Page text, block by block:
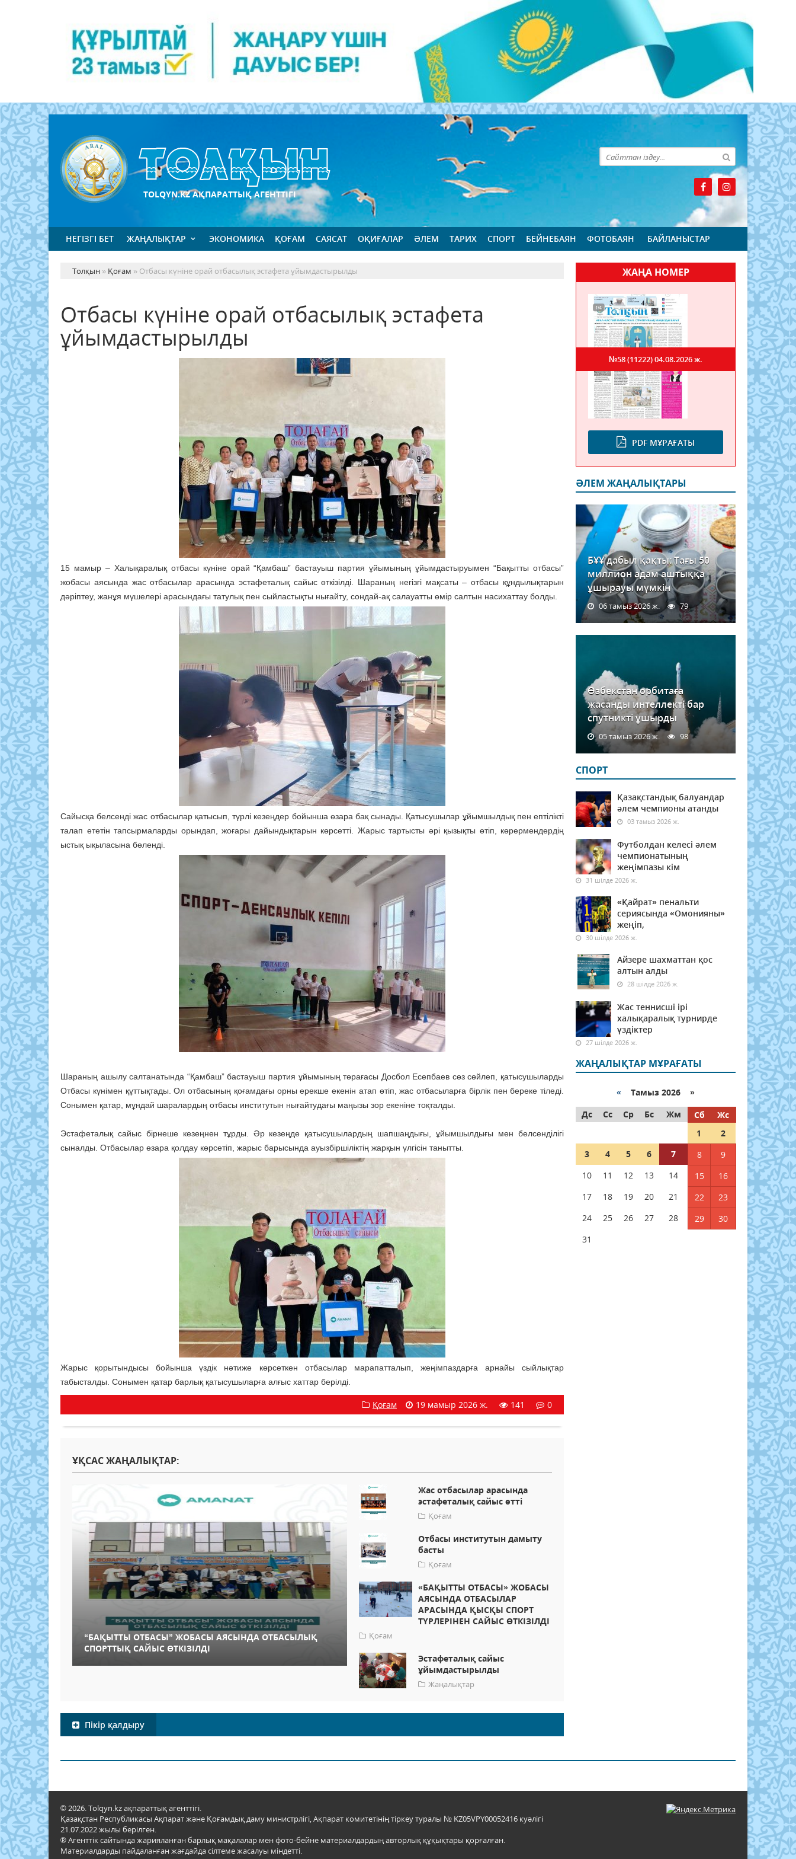
TOLQYN.KZ АҚПАРАТТЫҚ АГЕНТТІГІ
НЕГІЗГІ БЕТ ЖАҢАЛЫҚТАР ЭКОНОМИКА ҚОҒАМ САЯСАТ ОҚИҒАЛАР ӘЛЕМ ТАРИХ СПОРТ БЕЙНЕБАЯН ФОТОБАЯН БАЙЛАНЫСТАР
Толқын » Қоғам » Отбасы күніне орай отбасылық эстафета ұйымдастырылды
Отбасы күніне орай отбасылық эстафета
ұйымдастырылды
15 мамыр – Халықаралық отбасы күніне орай “Қамбаш” бастауыш партия ұйымының ұйымдастыруымен “Бақытты отбасы”
жобасы аясында жас отбасылар арасында эстафеталық сайыс өткізілді. Шараның негізгі мақсаты – отбасы құндылықтарын
дәріптеу, жанұя мүшелері арасындағы татулық пен сыйластықты нығайту, сондай-ақ салауатты өмір салтын насихаттау болды.
Сайысқа белсенді жас отбасылар қатысып, түрлі кезеңдер бойынша өзара бақ сынады. Қатысушылар ұйымшылдық пен ептілікті
талап ететін тапсырмаларды орындап, жоғары дайындықтарын көрсетті. Жарыс тартысты әрі қызықты өтіп, көрермендердің
ыстық ықыласына бөленді.
Шараның ашылу салтанатында “Қамбаш” бастауыш партия ұйымының төрағасы Досбол Есепбаев сөз сөйлеп, қатысушыларды
Отбасы күнімен құттықтады. Ол отбасының қоғамдағы орны ерекше екенін атап өтіп, жас отбасыларға бірлік пен береке тіледі.
Сонымен қатар, мұндай шаралардың отбасы институтын нығайтудағы маңызы зор екеніне тоқталды.
Эстафеталық сайыс бірнеше кезеңнен тұрды. Әр кезеңде қатысушылардың шапшаңдығы, ұйымшылдығы мен белсенділігі
сыналды. Отбасылар өзара қолдау көрсетіп, жарыс барысында ауызбіршіліктің жарқын үлгісін танытты.
Жарыс қорытындысы бойынша үздік нәтиже көрсеткен отбасылар марапатталып, жеңімпаздарға арнайы сыйлықтар
табысталды. Сонымен қатар барлық қатысушыларға алғыс хаттар берілді.
Қоғам 19 мамыр 2026 ж. 141 0
ҰҚСАС ЖАҢАЛЫҚТАР:
“БАҚЫТТЫ ОТБАСЫ” ЖОБАСЫ АЯСЫНДА ОТБАСЫЛЫҚ
СПОРТТЫҚ САЙЫС ӨТКІЗІЛДІ
Жас отбасылар арасында
эстафеталық сайыс өтті
Қоғам
Отбасы институтын дамыту
басты
Қоғам
«БАҚЫТТЫ ОТБАСЫ» ЖОБАСЫ
АЯСЫНДА ОТБАСЫЛАР
АРАСЫНДА ҚЫСҚЫ СПОРТ
ТҮРЛЕРІНЕН САЙЫС ӨТКІЗІЛДІ
Қоғам
Эстафеталық сайыс
ұйымдастырылды
Жаңалықтар
Пікір қалдыру
ЖАҢА НОМЕР
PDF МҰРАҒАТЫ
№58 (11222)04.08.2026 ж.
ӘЛЕМ ЖАҢАЛЫҚТАРЫ
БҰҰ дабыл қақты: Тағы 50
миллион адам аштыққа
ұшырауы мүмкін
06 тамыз 2026 ж. 79
Өзбекстан орбитаға
жасанды интеллекті бар
спутникті ұшырды
05 тамыз 2026 ж. 98
СПОРТ
Қазақстандық балуандар
әлем чемпионы атанды
03 тамыз 2026 ж.
Футболдан келесі әлем
чемпионатының
жеңімпазы кім
31 шілде 2026 ж.
«Қайрат» пенальти
сериясында «Омонияны»
жеңіп,
30 шілде 2026 ж.
Айзере шахматтан қос
алтын алды
28 шілде 2026 ж.
Жас теннисші ірі
халықаралық турнирде
үздіктер
27 шілде 2026 ж.
ЖАҢАЛЫҚТАР МҰРАҒАТЫ
« Тамыз 2026 »
Дс
Сс Ср Бс Жм Сб
Жс
1
2
3
4 5 6 7 8
9
10
11 12 13 14 15
16
17
18 19 20 21 22
23
24
25 26 27 28 29
30
31
© 2026. Tolqyn.kz ақпараттық агенттігі.
Қазақстан Республикасы Ақпарат және Қоғамдық даму министрлігі, Ақпарат комитетінің тіркеу туралы № KZ05VPY00052416 куәлігі
21.07.2022 жылы берілген.
® Агенттік сайтында жарияланған барлық мақалалар мен фото-бейне материалдардың авторлық құқықтары қорғалған.
Материалдарды пайдаланған жағдайда сілтеме жасалуы міндетті.